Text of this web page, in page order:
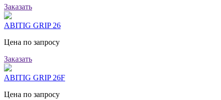
Заказать
ABITIG GRIP 26
Цена по запросу
Заказать
ABITIG GRIP 26F
Цена по запросу